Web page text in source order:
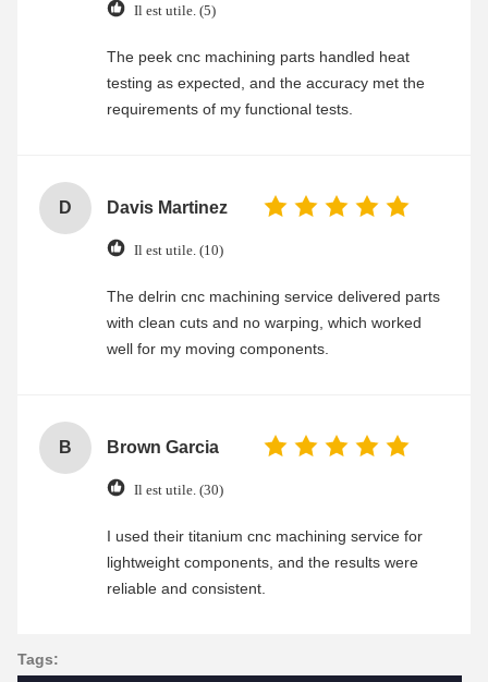
Il est utile. (5)
The peek cnc machining parts handled heat
testing as expected, and the accuracy met the
requirements of my functional tests.
D Davis Martinez
Il est utile. (10)
The delrin cnc machining service delivered parts
with clean cuts and no warping, which worked
well for my moving components.
B Brown Garcia
Il est utile. (30)
I used their titanium cnc machining service for
lightweight components, and the results were
reliable and consistent.
Tags: